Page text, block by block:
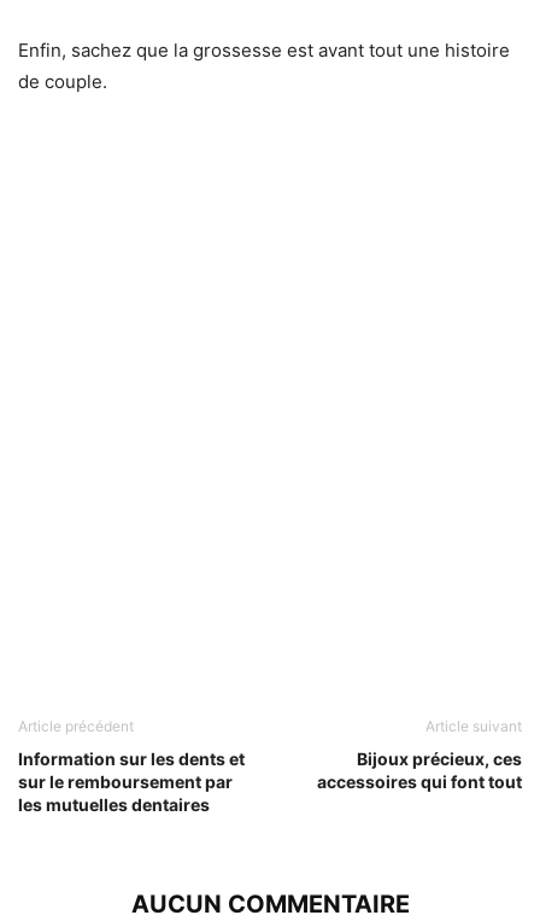
Enfin, sachez que la grossesse est avant tout une histoire
de couple.
Article précédent
Information sur les dents et
sur le remboursement par
les mutuelles dentaires
Article suivant
Bijoux précieux, ces
accessoires qui font tout
AUCUN COMMENTAIRE